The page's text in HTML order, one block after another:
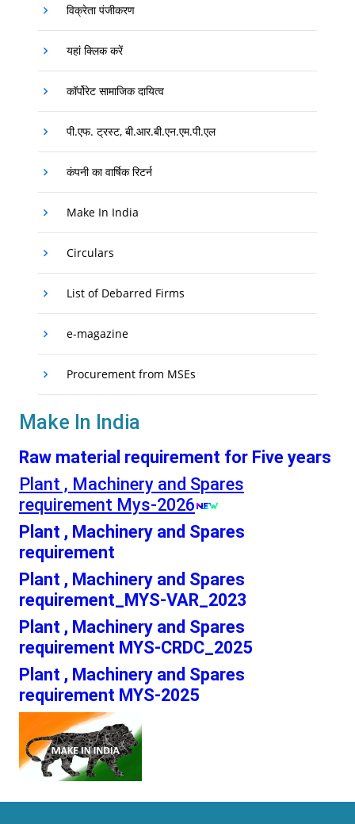
विक्रेता पंजीकरण
यहां क्लिक करें
कॉर्पोरेट सामाजिक दायित्व
पी.एफ. ट्रस्ट, बी.आर.बी.एन.एम.पी.एल
कंपनी का वार्षिक रिटर्न
Make In India
Circulars
List of Debarred Firms
e-magazine
Procurement from MSEs
Make In India
Raw material requirement for Five years
Plant , Machinery and Spares
requirement Mys-2026
Plant , Machinery and Spares
requirement
Plant , Machinery and Spares
requirement_MYS-VAR_2023
Plant , Machinery and Spares
requirement MYS-CRDC_2025
Plant , Machinery and Spares
requirement MYS-2025